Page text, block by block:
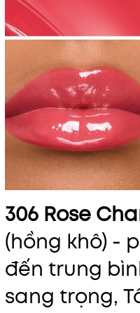
306 Rose
(hồng khô) -
đến trung
sang trọng,